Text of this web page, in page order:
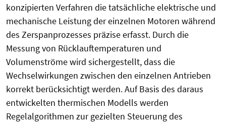
konzipierten Verfahren die tatsächliche elektrische und
mechanische Leistung der einzelnen Motoren während
des Zerspanprozesses präzise erfasst. Durch die
Messung von Rücklauftemperaturen und
Volumenströme wird sichergestellt, dass die
Wechselwirkungen zwischen den einzelnen Antrieben
korrekt berücksichtigt werden. Auf Basis des daraus
entwickelten thermischen Modells werden
Regelalgorithmen zur gezielten Steuerung des